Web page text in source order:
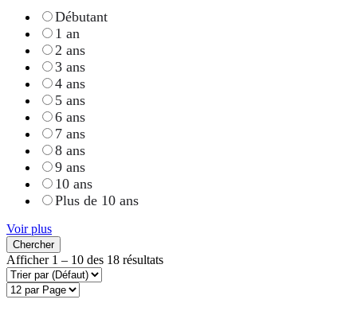
Débutant
1 an
2 ans
3 ans
4 ans
5 ans
6 ans
7 ans
8 ans
9 ans
10 ans
Plus de 10 ans
Voir plus
Chercher
Afficher 1 – 10 des 18 résultats